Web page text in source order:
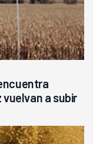
vuelvan a subir